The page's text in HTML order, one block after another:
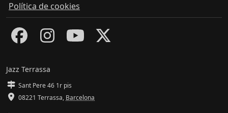
Política de cookies
Jazz Terrassa
Sant Pere 46 1r pis
08221 Terrassa, Barcelona